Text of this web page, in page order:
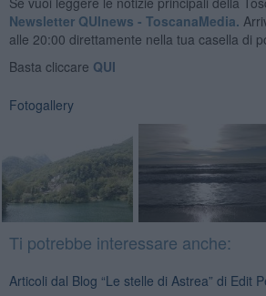
Newsletter QUInews - ToscanaMedia.
alle 20:00 direttamente nella tua casella di
Basta cliccare QUI
Fotogallery
Ti potrebbe interessare anche:
Articoli dal Blog “Le stelle di Astrea” di Edit